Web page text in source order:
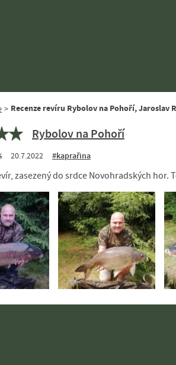
> Recenze revíru Rybolov na Pohoří, Jaroslav
Rybolov na Pohoří
20.7.2022 #kaprařina
zasezený do srdce Novohradských